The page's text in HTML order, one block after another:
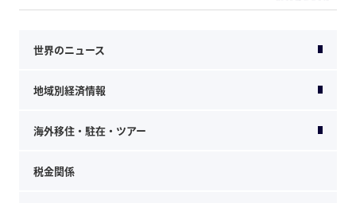
世界のニュース
地域別経済情報
海外移住・駐在・ツアー
税金関係